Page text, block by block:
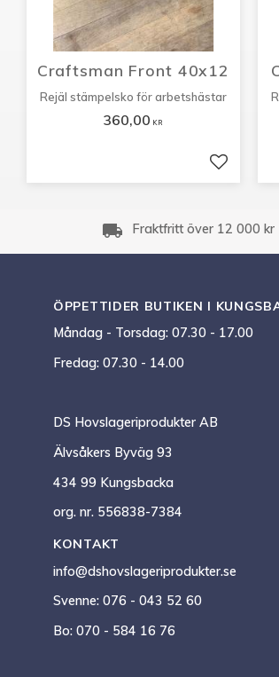
Craftsman Front 40x12
Rejäl stämpelsko för arbetshästar
360,00 KR
Lägg till i
local_shipping Fraktfritt över 12 000 kr
ÖPPETTIDER BUTIKEN I
Måndag - Torsdag: 07.30 - 17.00
Fredag: 07.30 - 14.00
DS Hovslageriprodukter AB
Älvsåkers Byväg 93
434 99 Kungsbacka
org. nr. 556838-7384
KONTAKT
info@dshovslageriprodukter.se
Svenne: 076 - 043 52 60
Bo: 070 - 584 16 76